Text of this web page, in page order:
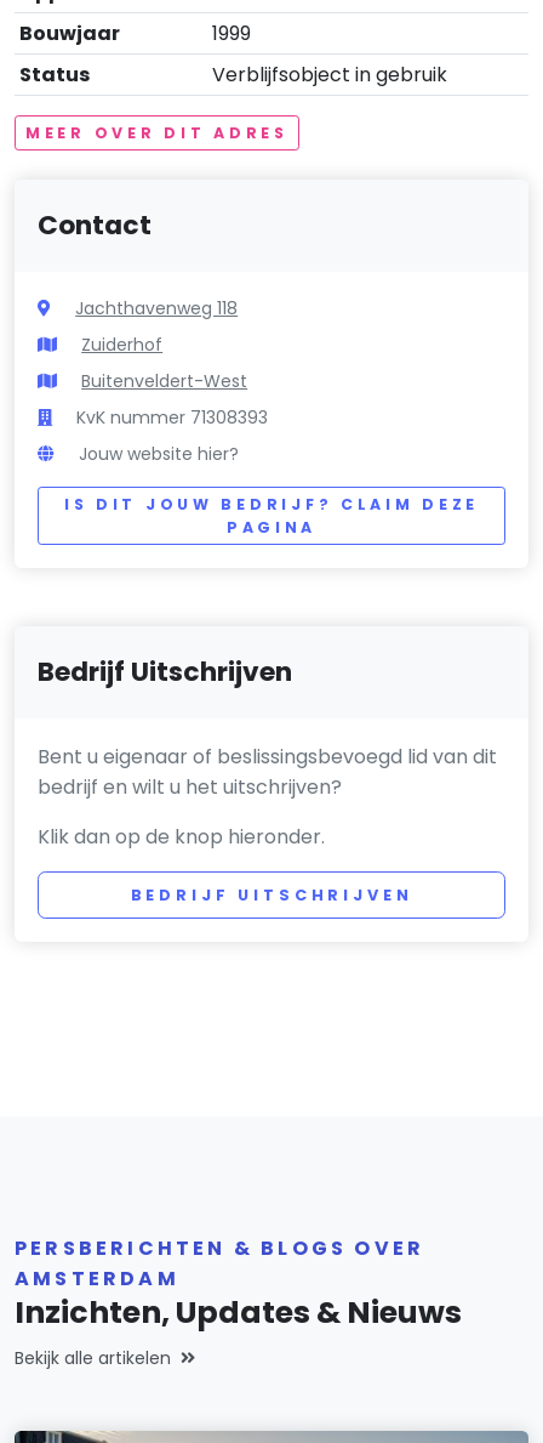
Bouwjaar
1999
Status
Verblijfsobject in gebruik
MEER OVER DIT ADRES
Contact
Jachthavenweg 118
Zuiderhof
Buitenveldert-West
KvK nummer 71308393
Jouw website hier?
IS DIT JOUW BEDRIJF? CLAIM DEZE
PAGINA
Bedrijf Uitschrijven
Bent u eigenaar of beslissingsbevoegd lid van dit
bedrijf en wilt u het uitschrijven?
Klik dan op de knop hieronder.
BEDRIJF UITSCHRIJVEN
PERSBERICHTEN & BLOGS OVER
AMSTERDAM
Inzichten, Updates & Nieuws
Bekijk alle artikelen